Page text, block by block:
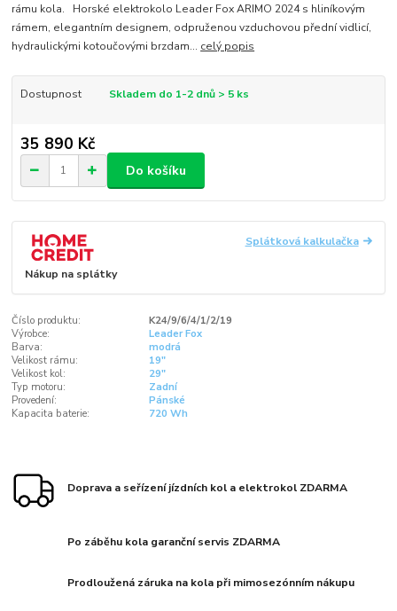
rámu kola. Horské elektrokolo Leader Fox ARIMO 2024 s hliníkovým
rámem, elegantním designem, odpruženou vzduchovou přední vidlicí,
hydraulickými kotoučovými brzdam... celý popis
Dostupnost Skladem do 1-2 dnů > 5 ks
35 890 Kč
Do košíku
Splátková kalkulačka
Nákup na splátky
Číslo produktu:
K24/9/6/4/1/2/19
Výrobce:
Leader Fox
Barva:
modrá
Velikost rámu:
19"
Velikost kol:
29"
Typ motoru:
Zadní
Provedení:
Pánské
Kapacita baterie:
720 Wh
Doprava a seřízení jízdních kol a elektrokol ZDARMA
Po záběhu kola garanční servis ZDARMA
Prodloužená záruka na kola při mimosezónním nákupu